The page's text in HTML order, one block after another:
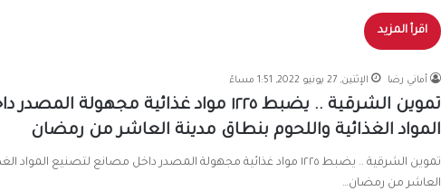
اقرأ المزيد
أماني رضا الإثنين, 27 يونيو 2022, 1:51 مساءً
تموين الشرقية .. يضبط ١٢٢٥ مواد غذائية
المواد الغذائية واللحوم بنطاق مدينة العاشر من رمضان
تموين الشرقية .. يضبط ١٢٢٥ مواد غذائية مجهولة المصدر داخل مصانع لتصنيع
العاشر من رمضان…